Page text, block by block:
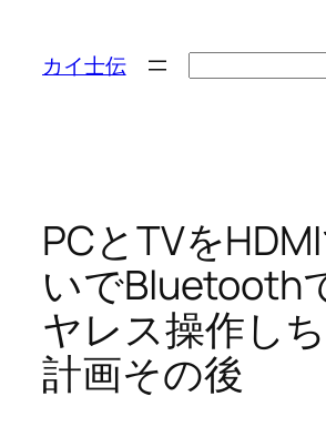
カイ士伝
PCとTVを
いでBluetooth
ヤレス操作し
計画その後